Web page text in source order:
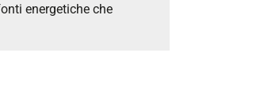
energetiche che